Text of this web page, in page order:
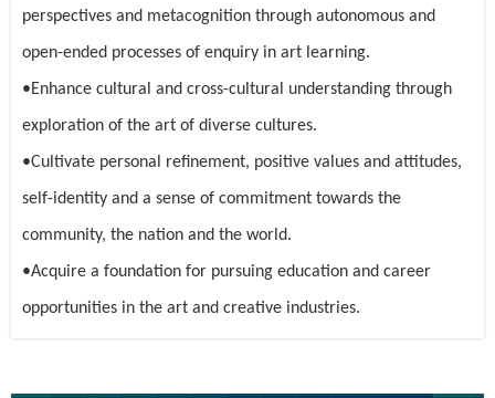
perspectives and metacognition through autonomous and
open-ended processes of enquiry in art learning.
•Enhance cultural and cross-cultural understanding through
exploration of the art of diverse cultures.
•Cultivate personal refinement, positive values and attitudes,
self-identity and a sense of commitment towards the
community, the nation and the world.
•Acquire a foundation for pursuing education and career
opportunities in the art and creative industries.